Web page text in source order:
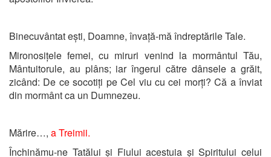
Binecuvântat ești, Doamne, învață-mă îndreptările Tale.
Mironosițele femei, cu miruri venind la mormântul Tău,
Mântuitorule, au plâns; iar îngerul către dânsele a grăit,
zicând: De ce socotiți pe Cel viu cu cei morți? Că a înviat
din mormânt ca un Dumnezeu.
Mărire…, a Treimii.
Închinămu-ne Tatălui și Fiului acestuia și Spiritului celui